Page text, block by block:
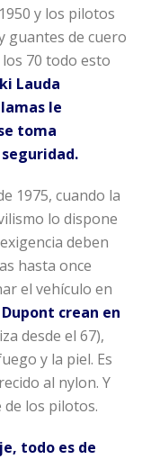
y los pilotos
guantes de cuero
70 todo esto
Lauda
le
toma
1975, cuando la
lo dispone
deben
hasta once
el vehículo en
crean en
desde el 67),
y la piel. Es
al nylon. Y
los pilotos.
todo es de